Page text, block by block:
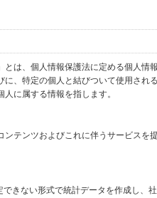
とは、個人情報保護法に定める個人
、特定の個人と結びついて使用され
に属する情報を指します。
テンツおよびこれに伴うサービスを
きない形式で統計データを作成し、